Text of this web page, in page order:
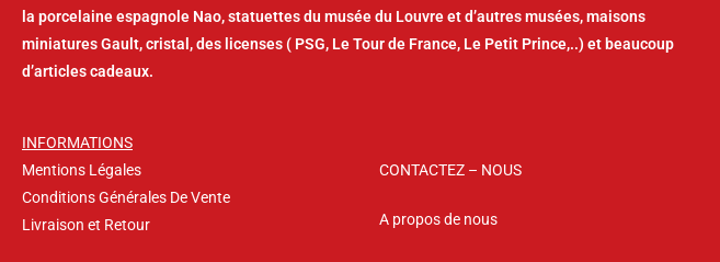
la porcelaine espagnole Nao, statuettes du musée du Louvre et d’autres musées, maisons
miniatures Gault, cristal, des licenses ( PSG, Le Tour de France, Le Petit Prince,..) et beaucoup
d’articles cadeaux.
INFORMATIONS
Mentions Légales
Conditions Générales De Vente
Livraison et Retour
CONTACTEZ – NOUS
A propos de nous